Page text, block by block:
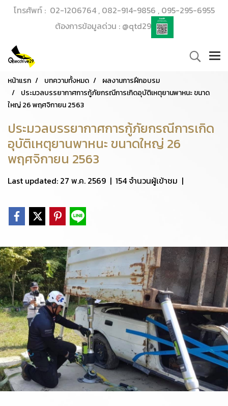
โทรศัพท์ : 02-1206764 , 082-914-9856 , 095-295-6955
ต้องการข้อมูลด่วน : @qtd29
หน้าแรก บทความทั้งหมด
ผลงานการฝึกอบรม
ประมวลบรรยากาศการกู้ภัยกรณีการเกิดอุบัติเหตุยานพาหนะ ขนาด
ใหญ่ 26 พฤศจิกายน 2563
ประมวลบรรยากาศการกู้ภัยกรณีการเกิด
อุบัติเหตุยานพาหนะ ขนาดใหญ่ 26
พฤศจิกายน 2563
Last updated: 27 พ.ค. 2569 | 154 จำนวนผู้เข้าชม |